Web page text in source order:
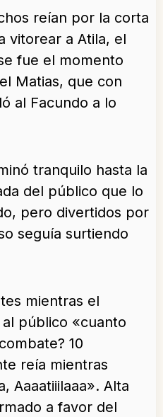
reían por la corta
vitorear a Atila, el
fue el momento
Matias, que con
al Facundo a lo
tranquilo hasta la
del público que lo
pero divertidos por
seguía surtiendo
mientras el
público «cuanto
10
reía mientras
Aaaatiiilaaa». Alta
a favor del